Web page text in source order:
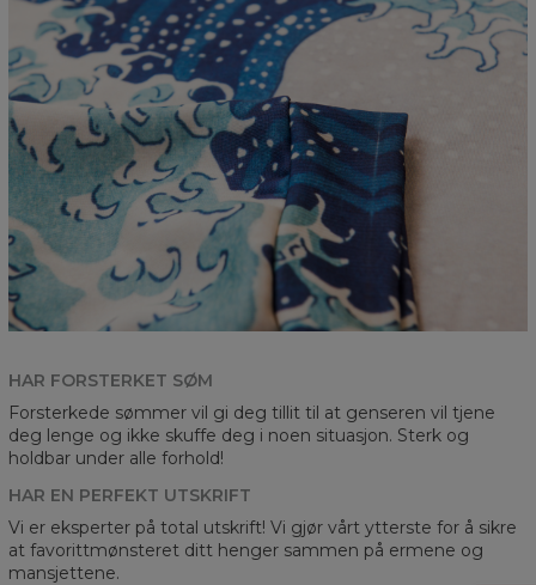
HAR FORSTERKET SØM
Forsterkede sømmer vil gi deg tillit til at genseren vil tjene
deg lenge og ikke skuffe deg i noen situasjon. Sterk og
holdbar under alle forhold!
HAR EN PERFEKT UTSKRIFT
Vi er eksperter på total utskrift! Vi gjør vårt ytterste for å sikre
at favorittmønsteret ditt henger sammen på ermene og
mansjettene.